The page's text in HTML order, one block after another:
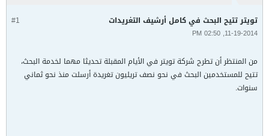
#1 تويتر تتيح البحث في كامل أرشيف التغريدات
11-19-2014, 02:50 PM
من المنتظر أن تطرح شركة تويتر في الأيام المقبلة تحديثا مهما لخدمة البحث،
تتيح للمستخدمين البحث في نحو نصف تريليون تغريدة أرسلت منذ نحو ثماني
سنوات.